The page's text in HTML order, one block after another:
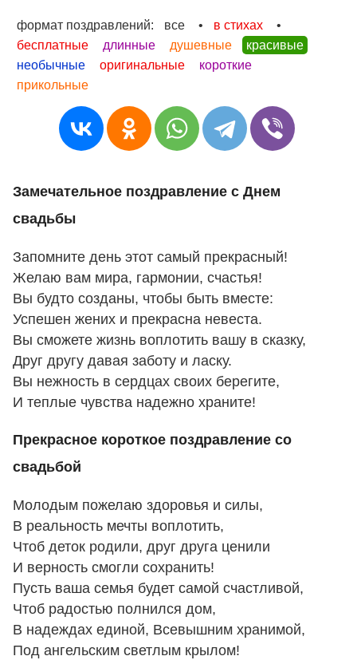
формат поздравлений: все • в стихах
•
бесплатные
длинные душевные
красивые
необычные
оригинальные
короткие
прикольные
Замечательное поздравление с Днем
свадьбы
Запомните день этот самый прекрасный!
Желаю вам мира, гармонии, счастья!
Вы будто созданы, чтобы быть вместе:
Успешен жених и прекрасна невеста.
Вы сможете жизнь воплотить вашу в сказку,
Друг другу давая заботу и ласку.
Вы нежность в сердцах своих берегите,
И теплые чувства надежно храните!
Прекрасное короткое поздравление со
свадьбой
Молодым пожелаю здоровья и силы,
В реальность мечты воплотить,
Чтоб деток родили, друг друга ценили
И верность смогли сохранить!
Пусть ваша семья будет самой счастливой,
Чтоб радостью полнился дом,
В надеждах единой, Всевышним хранимой,
Под ангельским светлым крылом!